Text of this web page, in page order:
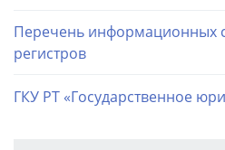
Перечень информационных
регистров
ГКУ РТ «Государственное